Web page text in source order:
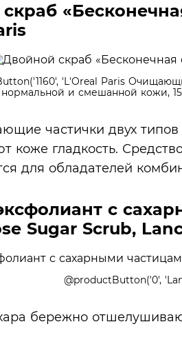
'L'Oreal Paris
нормальной и смешанной кожи,
частички двух типов
коже гладкость.
для обладателей
c
Sugar Scrub,
@productButton('0',
бережно